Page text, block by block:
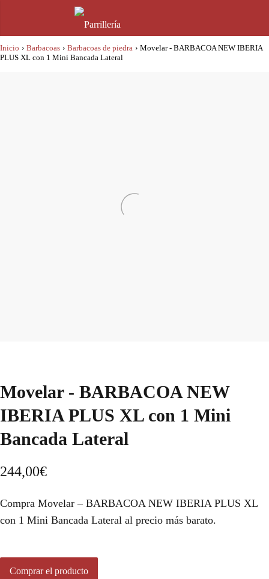
Inicio › Barbacoas › Barbacoas de piedra › Movelar - BARBACOA NEW IBERIA
PLUS XL con 1 Mini Bancada Lateral
Movelar - BARBACOA NEW
IBERIA PLUS XL con 1 Mini
Bancada Lateral
244,00€
Compra Movelar – BARBACOA NEW IBERIA PLUS XL
con 1 Mini Bancada Lateral al precio más barato.
Comprar el producto